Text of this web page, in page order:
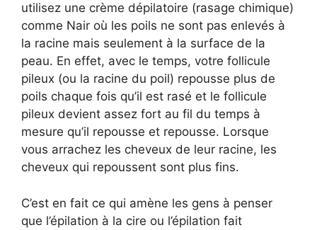
utilisez une crème dépilatoire (rasage chimique)
comme Nair où les poils ne sont pas enlevés à
la racine mais seulement à la surface de la
peau. En effet, avec le temps, votre follicule
pileux (ou la racine du poil) repousse plus de
poils chaque fois qu’il est rasé et le follicule
pileux devient assez fort au fil du temps à
mesure qu’il repousse et repousse. Lorsque
vous arrachez les cheveux de leur racine, les
cheveux qui repoussent sont plus fins.
C’est en fait ce qui amène les gens à penser
que l’épilation à la cire ou l’épilation fait